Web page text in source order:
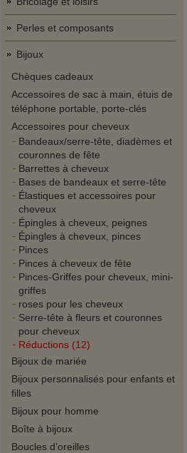
Perles et composants
Bijoux
Chèques cadeaux
Accessoires de sac à main, étuis de
téléphone portable, porte-clés
Accessoires pour cheveux
Bandeaux/serre-tête, diadèmes et
couronnes de fête
Barrettes à cheveux
Bases de bandeaux et serre-tête
Élastiques et accessoires pour
cheveux
Épingles à cheveux, peignes
Épingles à cheveux, pinces
Pinces
Pinces à cheveux de fête
Pinces-Griffes pour cheveux, mini-
griffes
roses pour les cheveux
Serre-tête à fleurs et couronnes
pour cheveux
Réductions (12)
Bijoux de mariée
Bijoux personnalisés pour enfants et
filles
Bijoux pour homme
Boîte à bijoux
Boucles d’oreilles